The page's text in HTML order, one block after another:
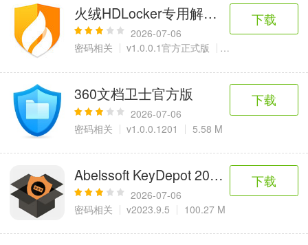
火绒HDLocker专用解密工具
2026-07-06
密码相关
v1.0.0.1官方正式版 924KB
下载
360文档卫士官方版
2026-07-06
密码相关
v1.0.0.1201 5.58 M
下载
Abelssoft KeyDepot 2023(密码存储软
2026-07-06
密码相关
v2023.9.5 100.27 M
下载